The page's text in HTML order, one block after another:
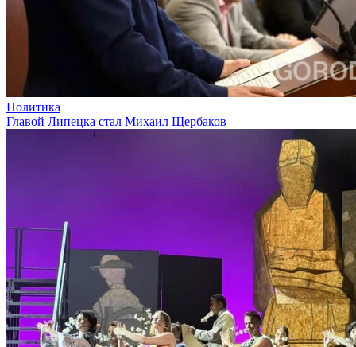
Политика
Главой Липецка стал Михаил Щербаков